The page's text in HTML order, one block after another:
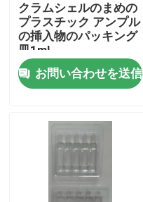
家へ
製品
ビデオ
わたしたち に つい て
クラムシェルのまめの
プラスチック アンプル
の挿入物のパッキング
皿1ml
お問い合わせを送信